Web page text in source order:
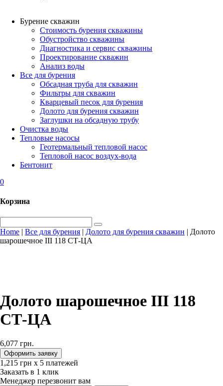
Бурение скважин
Стоимость бурения скважины
Обустройство скважины
Диагностика и сервис скважины
Проектирование скважин
Анализ воды
Все для бурения
Обсадная труба для скважин
Фильтры для скважин
Кварцевый песок для бурения
Долото для бурения скважин
Заглушки на обсадную трубу
Очистка воды
Тепловые насосы
Геотермальный тепловой насос
Тепловой насос воздух-вода
Бентонит
0
Корзина
Home | Все для бурения | Долото для бурения скважин | Долото
шарошечное ІІІ 118 СТ-ЦА
Долото шарошечное ІІІ 118
СТ-ЦА
6,077 грн.
Оформить заявку
1,215 ‎грн х 5 платежей
Заказать в 1 клик
Менеджер перезвонит вам